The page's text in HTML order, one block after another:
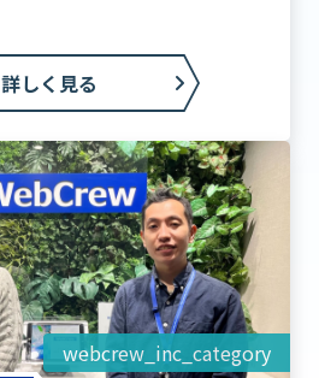
詳しく見る
webcrew_inc_category